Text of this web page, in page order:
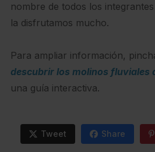
nombre de todos los
la disfrutamos mucho.
Para ampliar información,
descubrir los molinos fluviales
una guía interactiva.
Tweet Share